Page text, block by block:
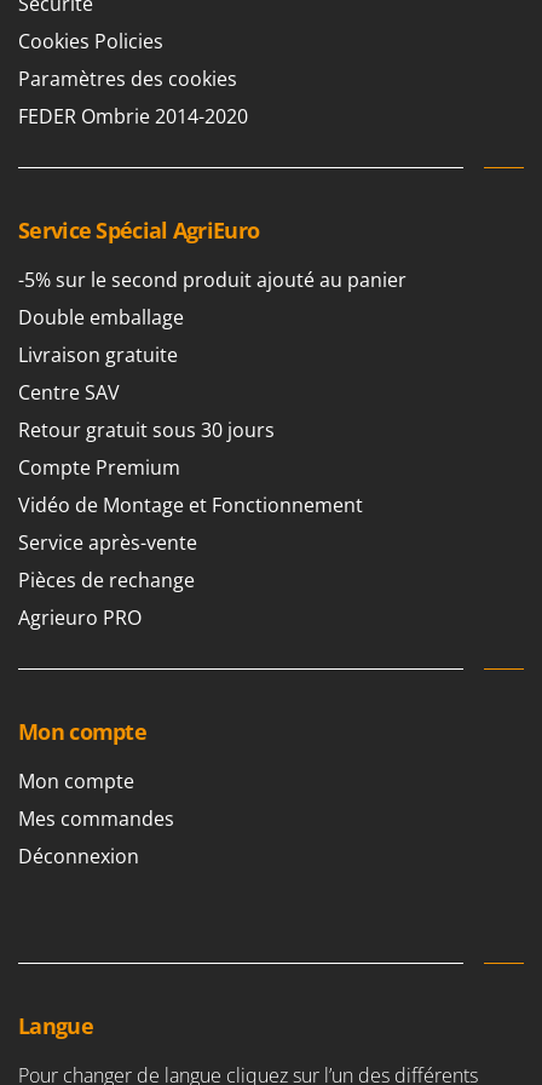
Tondeuses autoportées
Tondeuses débroussailleuses thermiques
Trancheuses
Trancheuses de sol
Tronçonneuses
V
Vêtements de Sécurité
Vibroculteurs à tracteur
Lampacrescia - MGM
Landxcape
LAR Casalinghi
Lavor
Lotusgrill
M
M.A.I.BO.
Macte Ovens
MAMMAMIA
Marcato
Marina Systems
Master
Mastercook
Masterpro
McCulloch
Michelin
Mille
Minox
Mockmill
MOVA
MTD
Cookies Policies
Paramètres des cookies
FEDER Ombrie 2014-2020
Service Spécial AgriEuro
-5% sur le second produit ajouté au panier
Double emballage
Livraison gratuite
Centre SAV
Retour gratuit sous 30 jours
Compte Premium
Vidéo de Montage et Fonctionnement
Service après-vente
Pièces de rechange
Agrieuro PRO
Mon compte
Mon compte
Mes commandes
Déconnexion
Langue
Pour changer de langue cliquez sur l’un des différents